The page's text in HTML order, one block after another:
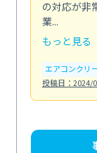
の対応が非
業...
もっと見る
エアコンクリ
投稿日：2024/